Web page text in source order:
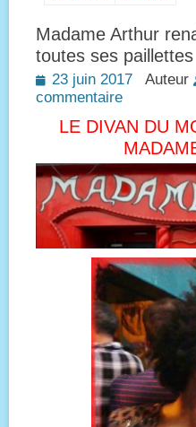
Madame Arthur
toutes ses paillettes
Posted
on
23 juin 2017 Auteur
commentaire
LE DIVAN DU